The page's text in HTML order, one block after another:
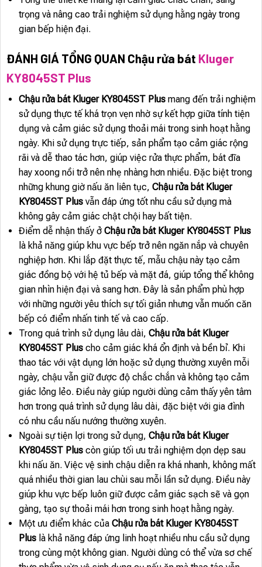
trọng và nâng cao trải nghiệm sử dụng hằng ngày trong
gian bếp hiện đại.
ĐÁNH GIÁ TỔNG QUAN Chậu rửa bát Kluger
KY8045ST Plus
Chậu rửa bát Kluger KY8045ST Plusmang đến trải nghiệm
sử dụng thực tế khá trọn vẹn nhờ sự kết hợp giữa tính tiện
dụng và cảm giác sử dụng thoải mái trong sinh hoạt hằng
ngày. Khi sử dụng trực tiếp, sản phẩm tạo cảm giác rộng
rãi và dễ thao tác hơn, giúp việc rửa thực phẩm, bát đĩa
hay xoong nồi trở nên nhẹ nhàng hơn nhiều. Đặc biệt trong
những khung giờ nấu ăn liên tục, Chậu rửa bát Kluger
KY8045ST Plusvẫn đáp ứng tốt nhu cầu sử dụng mà
không gây cảm giác chật chội hay bất tiện.
Điểm dễ nhận thấy ở Chậu rửa bát Kluger KY8045ST Plus
là khả năng giúp khu vực bếp trở nên ngăn nắp và chuyên
nghiệp hơn. Khi lắp đặt thực tế, mẫu chậu này tạo cảm
giác đồng bộ với hệ tủ bếp và mặt đá, giúp tổng thể không
gian nhìn hiện đại và sang hơn. Đây là sản phẩm phù hợp
với những người yêu thích sự tối giản nhưng vẫn muốn căn
bếp có điểm nhấn tinh tế và cao cấp.
Trong quá trình sử dụng lâu dài, Chậu rửa bát Kluger
KY8045ST Pluscho cảm giác khá ổn định và bền bỉ. Khi
thao tác với vật dụng lớn hoặc sử dụng thường xuyên mỗi
ngày, chậu vẫn giữ được độ chắc chắn và không tạo cảm
giác lỏng lẻo. Điều này giúp người dùng cảm thấy yên tâm
hơn trong quá trình sử dụng lâu dài, đặc biệt với gia đình
có nhu cầu nấu nướng thường xuyên.
Ngoài sự tiện lợi trong sử dụng, Chậu rửa bát Kluger
KY8045ST Pluscòn giúp tối ưu trải nghiệm dọn dẹp sau
khi nấu ăn. Việc vệ sinh chậu diễn ra khá nhanh, không mất
quá nhiều thời gian lau chùi sau mỗi lần sử dụng. Điều này
giúp khu vực bếp luôn giữ được cảm giác sạch sẽ và gọn
gàng, tạo sự thoải mái hơn trong sinh hoạt hằng ngày.
Một ưu điểm khác của Chậu rửa bát Kluger KY8045ST
Pluslà khả năng đáp ứng linh hoạt nhiều nhu cầu sử dụng
trong cùng một không gian. Người dùng có thể vừa sơ chế